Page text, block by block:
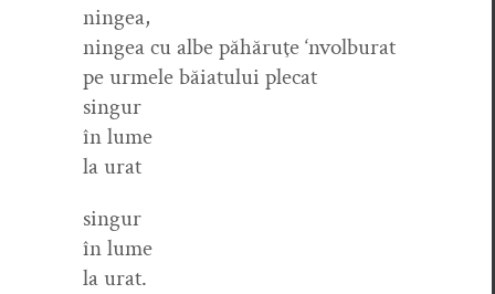
ningea,
ningea cu albe păhăruţe ‘nvol­bu­rat
pe urmele băiat­u­lui plecat
singur
în lume
la urat
sin­gur
în lume
la urat.